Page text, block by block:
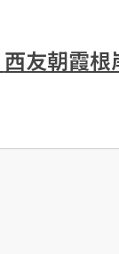
西友朝霞根